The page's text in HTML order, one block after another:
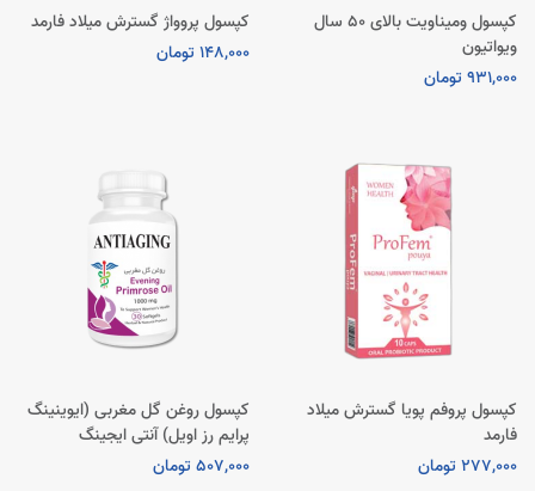
کپسول ومیناویت بالای ۵۰ سال
ویواتیون
931,000 تومان
کپسول پروواژ گسترش میلاد فارمد
148,000 تومان
کپسول پروفم پویا گسترش میلاد
فارمد
277,000 تومان
کپسول روغن گل مغربی (ایوینینگ
پرایم رز اویل) آنتی ایجینگ
507,000 تومان